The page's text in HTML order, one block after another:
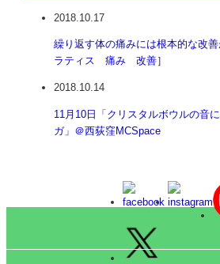
2018.10.17
繰り返す体の痛みには根本的な改
ラティス 痛み 改善］
2018.10.14
11月10日「クリスタルボウルの音
ガ」＠西荻窪MCSpace